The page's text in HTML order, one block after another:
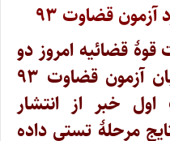
قضاوت ۹۳
قضائیه امروز دو
پیامک جدید برای داوطلبان آزمون قضاوت ۹۳
خبر از انتشار
مرحلۀ تستی داده